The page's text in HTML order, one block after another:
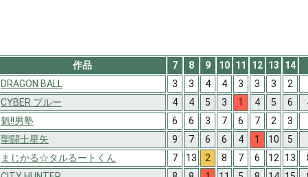
作品 7 8 9 10 11 12 13 14
DRAGON BALL 3 3 4 4 3 3 3 2
CYBER ブルー 4 4 5 3 1 4 5 6
魁!!男塾 6 6 3 7 6 7 2 3
聖闘士星矢 9 7 6 6 4 1 10 5
まじかる☆タルるートくん 7 13 2 8 7 6 12 13